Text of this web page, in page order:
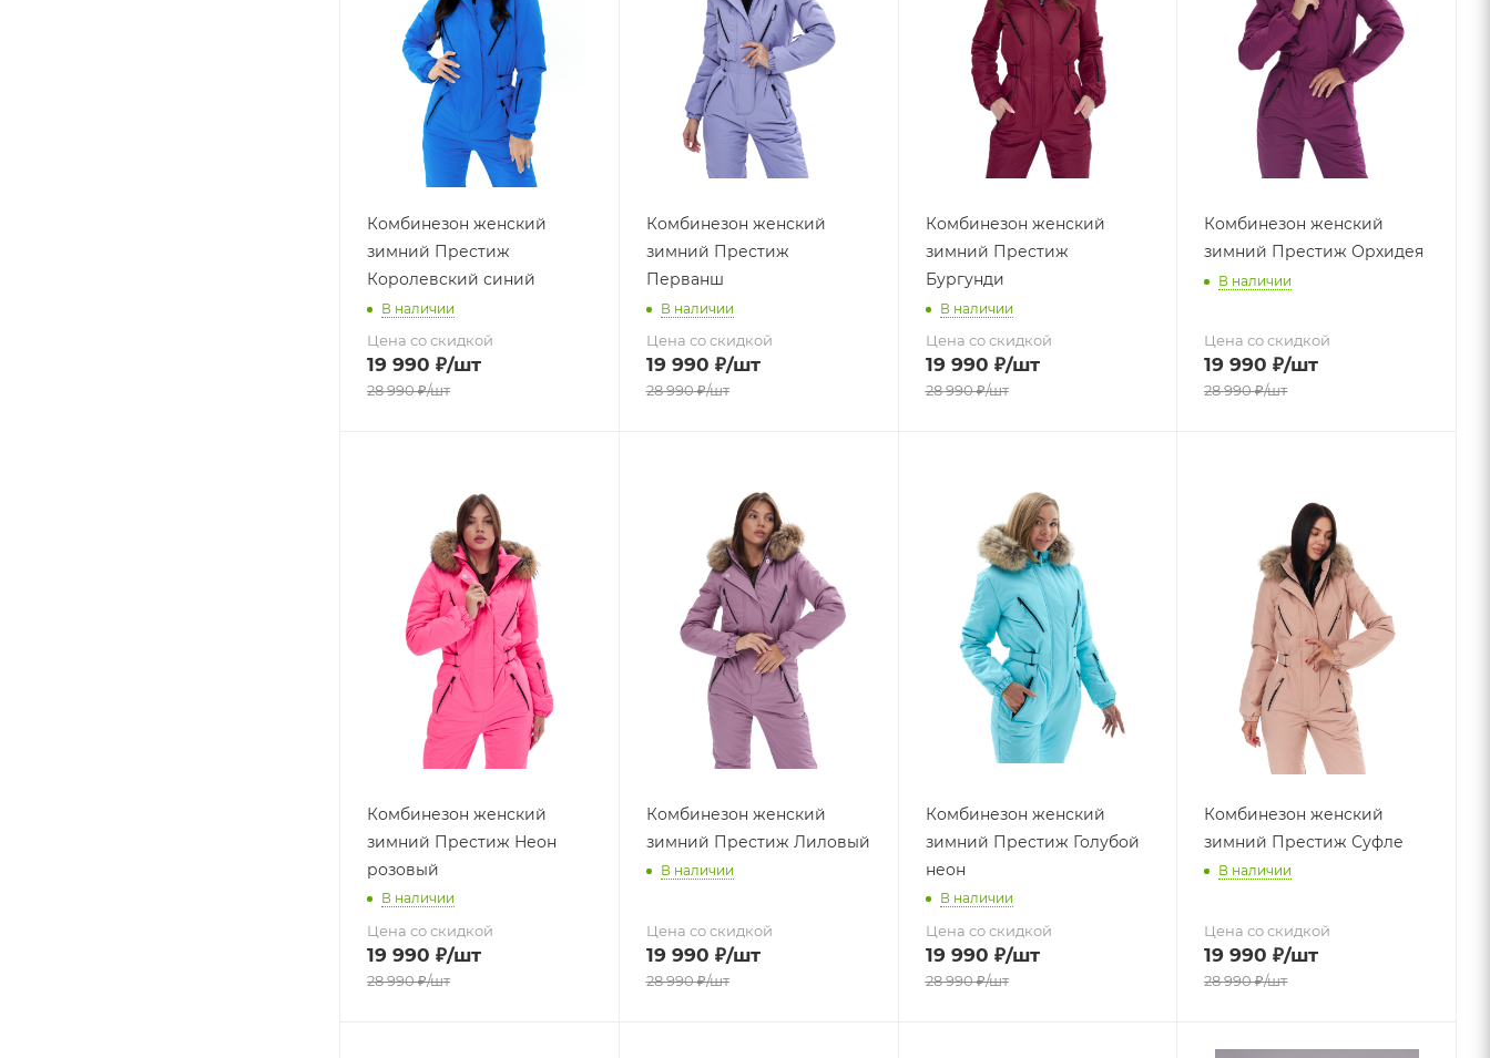
Комбинезон женский
зимний Престиж
Королевский синий
В наличии
Цена со скидкой
19 990 ₽/шт
28 990₽/шт
Комбинезон женский
зимний Престиж
Перванш
В наличии
Цена со скидкой
19 990 ₽/шт
28 990₽/шт
Комбинезон женский
зимний Престиж
Бургунди
В наличии
Цена со скидкой
19 990 ₽/шт
28 990₽/шт
Комбинезон женский
зимний Престиж Орхидея
В наличии
Цена со скидкой
19 990 ₽/шт
28 990₽/шт
Комбинезон женский
зимний Престиж Неон
розовый
В наличии
Цена со скидкой
19 990 ₽/шт
28 990₽/шт
Комбинезон женский
зимний Престиж Лиловый
В наличии
Цена со скидкой
19 990 ₽/шт
28 990₽/шт
Комбинезон женский
зимний Престиж Голубой
неон
В наличии
Цена со скидкой
19 990 ₽/шт
28 990₽/шт
Комбинезон женский
зимний Престиж Суфле
В наличии
Цена со скидкой
19 990 ₽/шт
28 990₽/шт